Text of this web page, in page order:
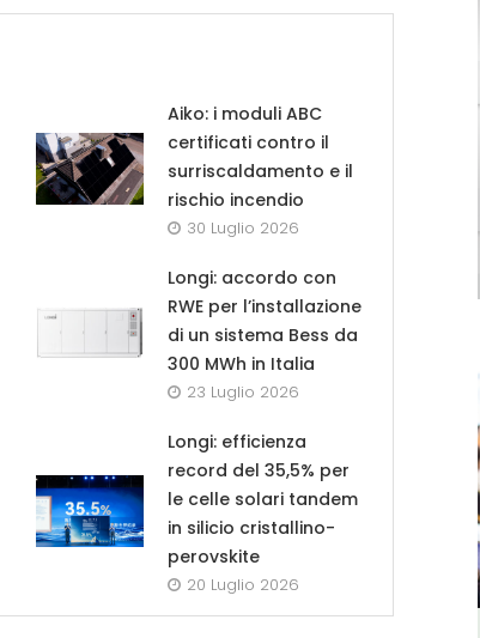
Aiko: i moduli ABC
certificati contro il
surriscaldamento e il
rischio incendio
30 Luglio 2026
Longi: accordo con
RWE per l’installazione
di un sistema Bess da
300 MWh in Italia
23 Luglio 2026
Longi: efficienza
record del 35,5% per
le celle solari tandem
in silicio cristallino-
perovskite
20 Luglio 2026